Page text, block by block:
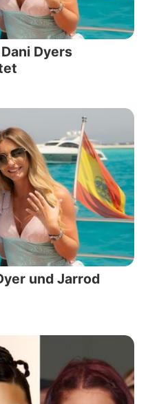
Dyers
und Jarrod